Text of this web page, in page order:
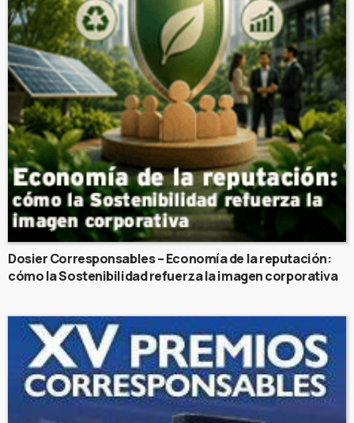
Dosier Corresponsables – Economía de la reputación:
cómo la Sostenibilidad refuerza la imagen corporativa